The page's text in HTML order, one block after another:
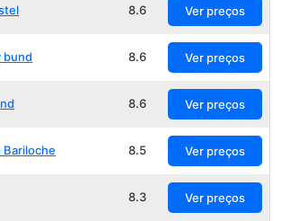
8.6 Ver preços
bund 8.6 Ver preços
8.6 Ver preços
Bariloche 8.5 Ver preços
8.3 Ver preços